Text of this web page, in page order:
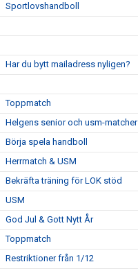
Sportlovshandboll
Har du bytt mailadress nyligen?
Toppmatch
Helgens senior och usm-matcher
Börja spela handboll
Herrmatch & USM
Bekräfta träning för LOK stöd
USM
God Jul & Gott Nytt År
Toppmatch
Restriktioner från 1/12